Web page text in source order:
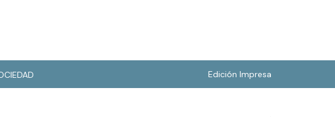
Edición Impresa